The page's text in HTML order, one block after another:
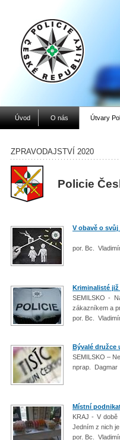
Úvod O nás Útvary
ZPRAVODAJSTVÍ 2020
Policie
V obavě o
por. Bc.
Kriminalisté
SEMILSKO -
zákazníkem a
por. Bc.
Bývalé družce
SEMILSKO –
nprap. Dagmar
Místní
KRAJ - V
Jedním z nich je
por. Bc.